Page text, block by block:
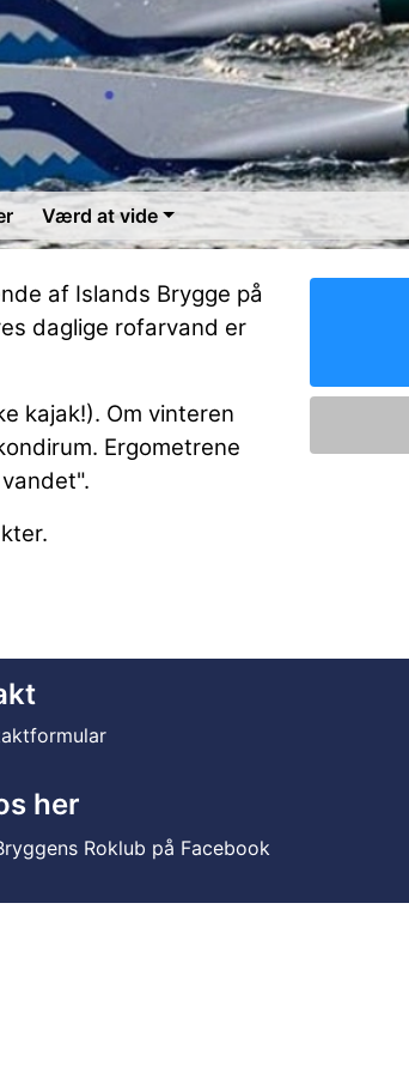
Værd at vide
af Islands Brygge på
daglige rofarvand er
kajak!). Om vinteren
Ergometrene
her